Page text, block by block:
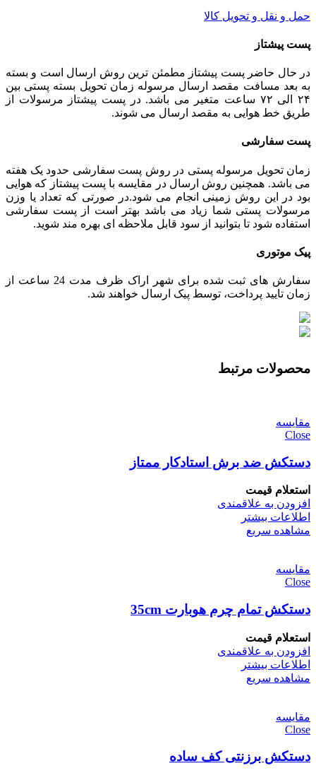
حمل و نقل و تحویل کالا
پست پیشتاز
در حال حاضر پست پیشتاز مطمئن ترین روش ارسال است و بسته
به بعد مسافت مقصد ارسال مرسوله زمان تحویل بسته پستی بین
۲۴ الی ۷۲ ساعت متغیر می باشد. در پست پیشتاز مرسولات از
طریق خط هوایی به مقصد ارسال می شوند.
پست سفارشی
زمان تحویل مرسوله پستی در روش پست سفارشی حدود یک هفته
می باشد. همچنین روش ارسال در مقایسه با پست پیشتاز که هوایی
بود در این روش زمینی انجام می شود.در صورتی که تعداد یا وزن
مرسولات پستی شما زیاد می باشد بهتر است از پست سفارشی
استفاده شود تا بتوانید از سود قابل ملاحظه ای بهره مند شوید.
پیک موتوری
سفارش های ثبت شده برای شهر اراک ظرف مدت 24 ساعت از
زمان تایید پرداخت، توسط پیک ارسال خواهند شد.
محصولات مرتبط
مقایسه
Close
دستکش ضد برش استادکار ممتاز
استعلام قیمت
افزودن به علاقمندی
اطلاعات بیشتر
مشاهده سریع
مقایسه
Close
دستکش تمام چرم هوبارت 35cm
استعلام قیمت
افزودن به علاقمندی
اطلاعات بیشتر
مشاهده سریع
مقایسه
Close
دستکش برزنتی کف ساده